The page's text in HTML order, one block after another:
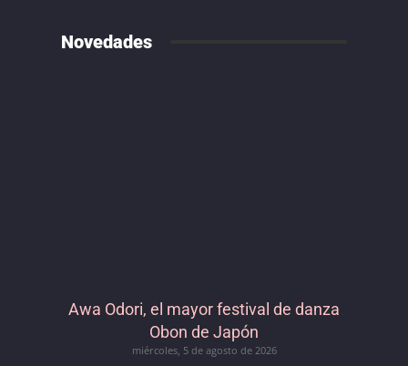
Novedades
Awa Odori, el mayor festival de danza
Obon de Japón
miércoles, 5 de agosto de 2026